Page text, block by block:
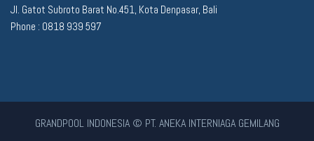
Jl. Gatot Subroto Barat No.451, Kota Denpasar, Bali
Phone : 0818 939 597
GRANDPOOL INDONESIA © PT. ANEKA INTERNIAGA GEMILANG